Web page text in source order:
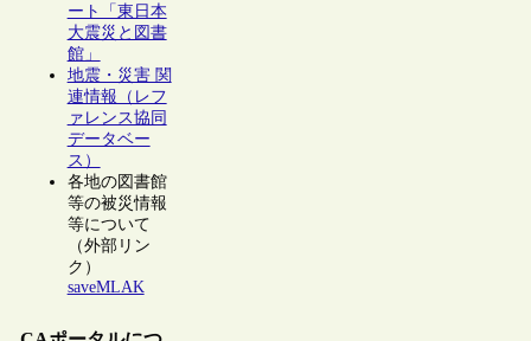
ート「東日本
大震災と図書
館」
地震・災害 関
連情報（レフ
ァレンス協同
データベー
ス）
各地の図書館
等の被災情報
等について
（外部リン
ク）
saveMLAK